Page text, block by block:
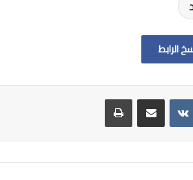
الرابط
مشاركة عبر البريد طباعة